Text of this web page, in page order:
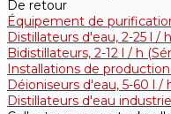
De retour
Équipement de
Distillateurs d'eau, 2-25 l /
Bidistillateurs, 2-12 l / h
Installations de
Déioniseurs d'eau, 5-60 l /
Distillateurs d'eau